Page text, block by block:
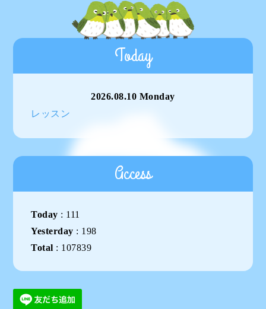
Today
2026.08.10 Monday
レッスン
Access
Today : 111
Yesterday : 198
Total : 107839